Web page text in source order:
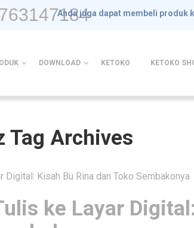
Anda juga dapat membeli produk
DOWNLOAD KETOKO KETOKO
Tag Archives
ke Layar